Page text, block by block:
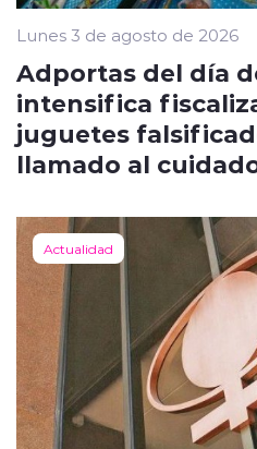
Lunes 3 de agosto de 2026
Adportas del día
intensifica
juguetes
llamado al
Actualidad